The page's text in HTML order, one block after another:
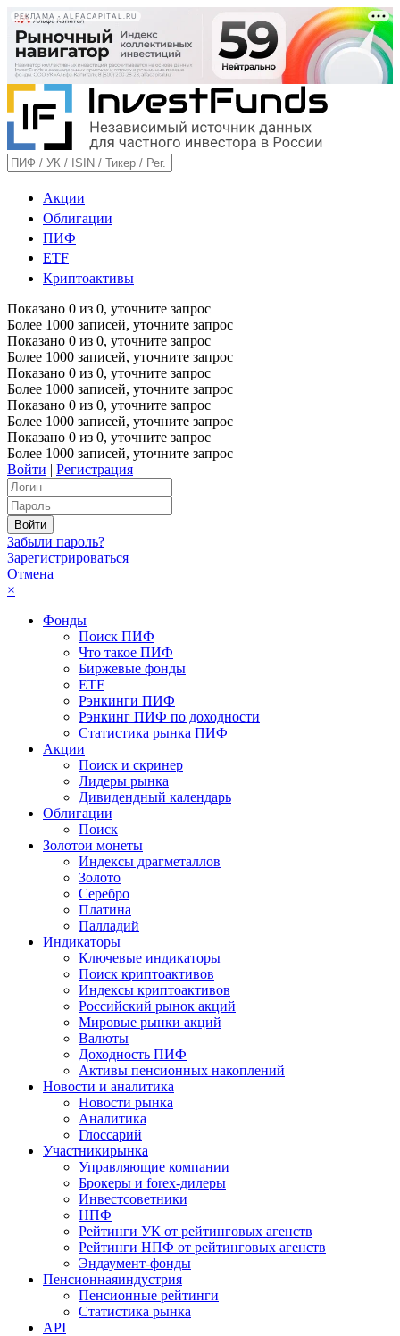
РЕКЛАМА • ALFACAPITAL.RU
Акции
Облигации
ПИФ
ETF
Криптоактивы
Показано 0 из 0, уточните запрос
Более 1000 записей, уточните запрос
Показано 0 из 0, уточните запрос
Более 1000 записей, уточните запрос
Показано 0 из 0, уточните запрос
Более 1000 записей, уточните запрос
Показано 0 из 0, уточните запрос
Более 1000 записей, уточните запрос
Показано 0 из 0, уточните запрос
Более 1000 записей, уточните запрос
Войти | Регистрация
Забыли пароль?
Зарегистрироваться
Отмена
×
Фонды
Поиск ПИФ
Что такое ПИФ
Биржевые фонды
ETF
Рэнкинги ПИФ
Рэнкинг ПИФ по доходности
Статистика рынка ПИФ
Акции
Поиск и скринер
Лидеры рынка
Дивидендный календарь
Облигации
Поиск
Золотои монеты
Индексы драгметаллов
Золото
Серебро
Платина
Палладий
Индикаторы
Ключевые индикаторы
Поиск криптоактивов
Индексы криптоактивов
Российский рынок акций
Мировые рынки акций
Валюты
Доходность ПИФ
Активы пенсионных накоплений
Новости и аналитика
Новости рынка
Аналитика
Глоссарий
Участникирынка
Управляющие компании
Брокеры и forex-дилеры
Инвестсоветники
НПФ
Рейтинги УК от рейтинговых агенств
Рейтинги НПФ от рейтинговых агенств
Эндаумент-фонды
Пенсионнаяиндустрия
Пенсионные рейтинги
Статистика рынка
API